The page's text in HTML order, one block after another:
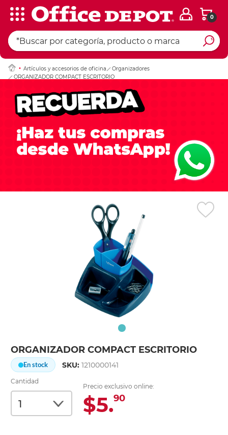
0
Artículos y accesorios de oficina
Organizadores
ORGANIZADOR COMPACT ESCRITORIO
ORGANIZADOR COMPACT ESCRITORIO
En stock SKU:1210000141
Cantidad
Precio exclusivo online:
$5.90
Ingresar Codigo